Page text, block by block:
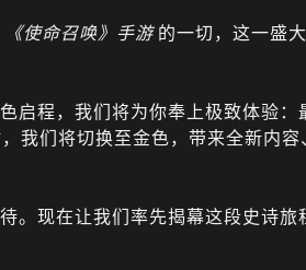
《使命召唤》手游 的一切，这一盛
启程，我们将为你奉上极致体验
我们将切换至金色，带来全新内
。现在让我们率先揭幕这段史诗旅